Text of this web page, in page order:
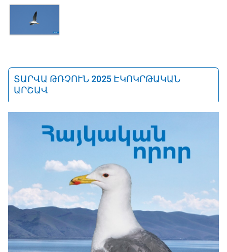
ՏԱՐՎԱ ԹՌՉՈՒՆ 2025 ԷԿՈԿՐԹԱԿԱՆ
ԱՐՇԱՎ